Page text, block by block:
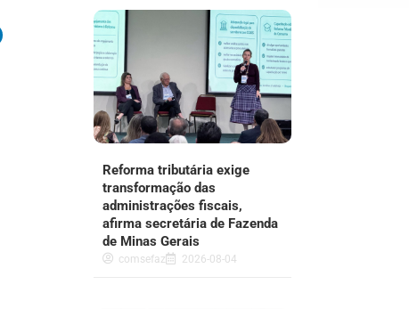
Reforma tributária exige
transformação das
administrações fiscais,
afirma secretária de Fazenda
de Minas Gerais
comsefaz 2026-08-04